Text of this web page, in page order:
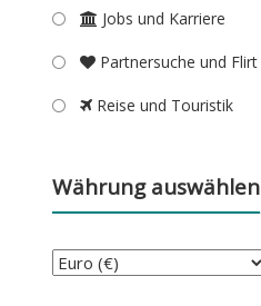
Jobs und Karriere
Partnersuche und Flirt
Reise und Touristik
Währung auswählen